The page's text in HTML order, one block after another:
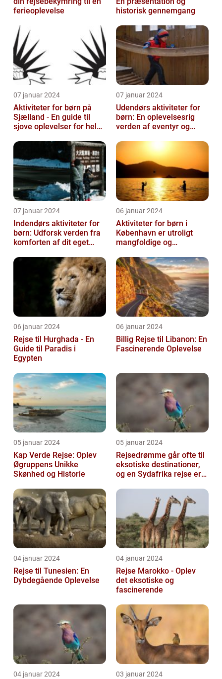
ferieoplevelse
historisk gennemgang
07 januar 2024
Aktiviteter for børn på
Sjælland - En guide til
sjove oplevelser for hele
07 januar 2024
Udendørs aktiviteter for
børn: En oplevelsesrig
verden af eventyr og
07 januar 2024
Indendørs aktiviteter for
børn: Udforsk verden fra
komforten af dit eget
06 januar 2024
Aktiviteter for børn i
København er utroligt
mangfoldige og
06 januar 2024
Rejse til Hurghada - En
Guide til Paradis i
Egypten
06 januar 2024
Billig Rejse til Libanon: En
Fascinerende Oplevelse
05 januar 2024
Kap Verde Rejse: Oplev
Øgruppens Unikke
Skønhed og Historie
05 januar 2024
Rejsedrømme går ofte til
eksotiske destinationer,
og en Sydafrika rejse er
ofte...
04 januar 2024
Rejse til Tunesien: En
Dybdegående Oplevelse
04 januar 2024
Rejse Marokko - Oplev
det eksotiske og
fascinerende
04 januar 2024 03 januar 2024